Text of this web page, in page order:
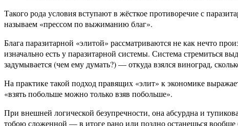
Такого рода условия вступают в жёсткое противоречие с
называем «прессом по выжиманию благ».
Блага паразитарной «элитой» рассматриваются не как нечто
изначально есть у паразитарной системы. Система стремиться
задумывается (чем ему думать?) — откуда взялся виноград,
На практике такой подход правящих «элит» к экономике
«взять побольше можно только взяв побольше».
При внешней логической безупречности, она абсурдна и
тобою сложенной — в итоге рано или поздно останешься вообще